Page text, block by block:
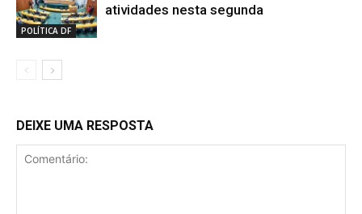
POLÍTICA DF
atividades nesta segunda
DEIXE UMA RESPOSTA